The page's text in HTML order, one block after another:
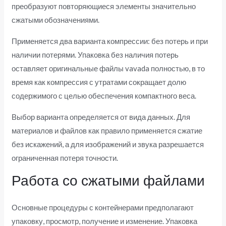
преобразуют повторяющиеся элементы значительно
сжатыми обозначениями.
Применяется два варианта компрессии: без потерь и при
наличии потерями. Упаковка без наличия потерь
оставляет оригинальные файлы vavada полностью, в то
время как компрессия с утратами сокращает долю
содержимого с целью обеспечения компактного веса.
Выбор варианта определяется от вида данных. Для
материалов и файлов как правило применяется сжатие
без искажений, а для изображений и звука разрешается
ограниченная потеря точности.
Работа со сжатыми файлами
Основные процедуры с контейнерами предполагают
упаковку, просмотр, получение и изменение. Упаковка